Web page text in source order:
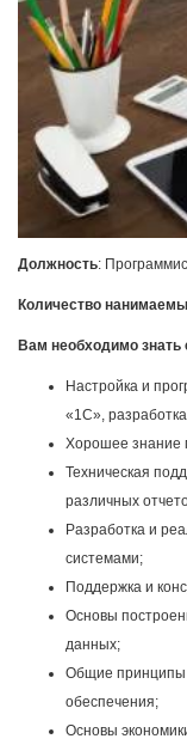
Должность:
Количество
Вам необходимо
Настройка и
«1С»,
Хорошее знание
Техническая
различных
Разработка и
системами;
Поддержка и
Основы
данных;
Общие принципы
обеспечения;
Основы